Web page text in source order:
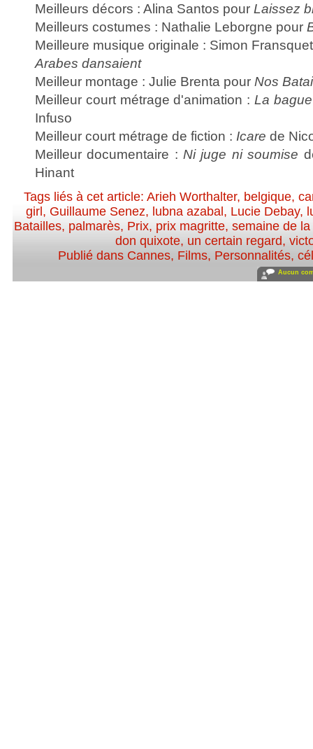
Meilleurs décors : Alina Santos pour Laissez
Meilleurs costumes : Nathalie Leborgne pour
Meilleure musique originale : Simon
Arabes dansaient
Meilleur montage : Julie Brenta pour Nos
Meilleur court métrage d'animation : La
Infuso
Meilleur court métrage de fiction : Icare de
Meilleur documentaire :Ni juge ni soumise
Hinant
Tags liés à cet article: Arieh Worthalter, belgique,
girl , Guillaume Senez, lubna azabal , Lucie Debay,
Batailles, palmarès, Prix, prix magritte, semaine de
don quixote, un certain regard,
Publié dans Cannes, Films, Personnalités,
Aucun